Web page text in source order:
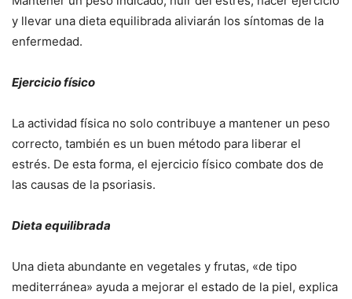
y llevar una dieta equilibrada aliviarán los síntomas de la
enfermedad.
Ejercicio físico
La actividad física no solo contribuye a mantener un peso
correcto, también es un buen método para liberar el
estrés. De esta forma, el ejercicio físico combate dos de
las causas de la psoriasis.
Dieta equilibrada
Una dieta abundante en vegetales y frutas, «de tipo
mediterránea» ayuda a mejorar el estado de la piel, explica